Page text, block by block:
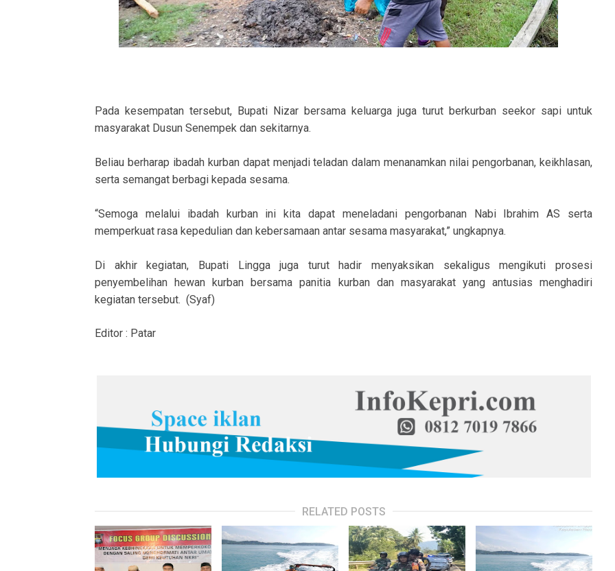
Pada kesempatan tersebut, Bupati Nizar bersama keluarga juga turut berkurban seekor sapi untuk
masyarakat Dusun Senempek dan sekitarnya.
Beliau berharap ibadah kurban dapat menjadi teladan dalam menanamkan nilai pengorbanan, keikhlasan,
serta semangat berbagi kepada sesama.
“Semoga melalui ibadah kurban ini kita dapat meneladani pengorbanan Nabi Ibrahim AS serta
memperkuat rasa kepedulian dan kebersamaan antar sesama masyarakat,” ungkapnya.
Di akhir kegiatan, Bupati Lingga juga turut hadir menyaksikan sekaligus mengikuti prosesi
penyembelihan hewan kurban bersama panitia kurban dan masyarakat yang antusias menghadiri
kegiatan tersebut. (Syaf)
Editor : Patar
RELATED POSTS